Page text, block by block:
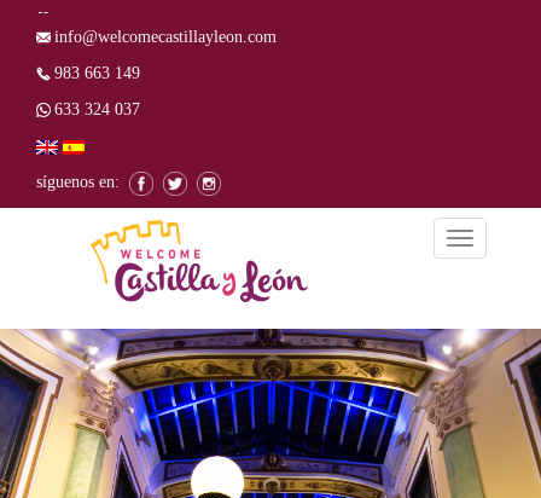
info@welcomecastillayleon.com
983 663 149
633 324 037
síguenos en:
Alternar
la